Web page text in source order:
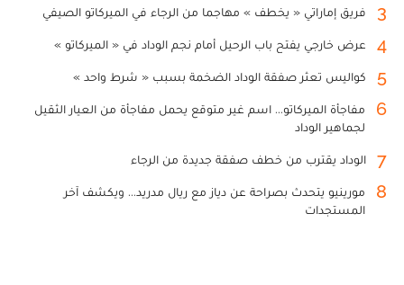
3 فريق إماراتي « يخطف » مهاجما من الرجاء في الميركاتو الصيفي
4 عرض خارجي يفتح باب الرحيل أمام نجم الوداد في « الميركاتو »
5 كواليس تعثر صفقة الوداد الضخمة بسبب « شرط واحد »
6
مفاجأة الميركاتو... اسم غير متوقع يحمل مفاجأة من العيار الثقيل
لجماهير الوداد
7 الوداد يقترب من خطف صفقة جديدة من الرجاء
8
مورينيو يتحدث بصراحة عن دياز مع ريال مدريد... ويكشف آخر
المستجدات